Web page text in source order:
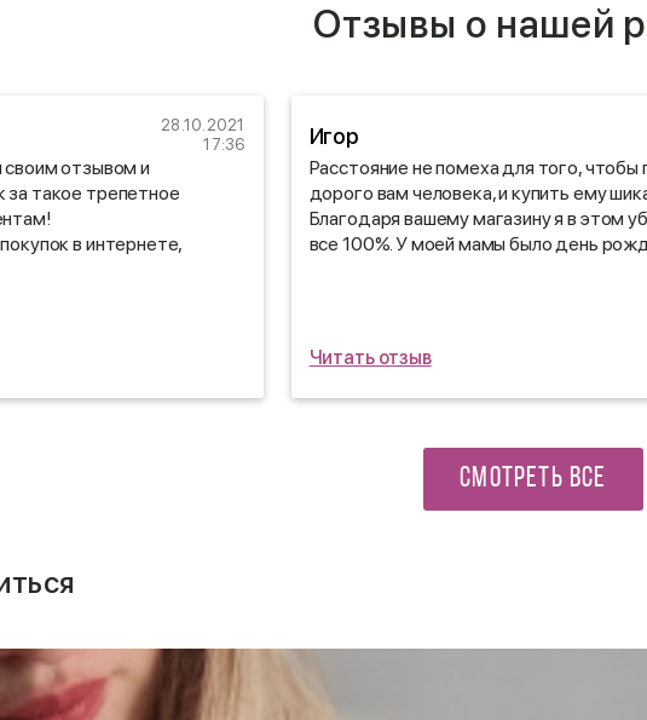
Отзывы о нашей
28.10.2021
17:36
своим отзывом и
за такое трепетное
в интернете,
Игор
Расстояние не помеха для того, чтобы
дорого вам человека, и купить ему
Благодаря вашему магазину я в этом
все 100%. У моей мамы было день
Читать отзыв
СМОТРЕТЬ ВСЕ